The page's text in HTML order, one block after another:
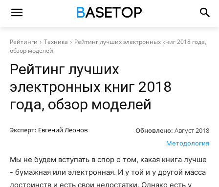
Рейтинги Техника
Рейтинг лучших электронных книг 2018 года,
обзор моделей
Рейтинг лучших
электронных книг 2018
года, обзор моделей
Эксперт: Евгений Леонов Обновлено: Август 2018
Методология
Мы не будем вступать в спор о том, какая книга лучше
- бумажная или электронная. И у той и у другой масса
достоинств и есть свои недостатки. Однако есть у